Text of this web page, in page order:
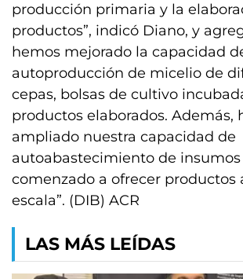
producción primaria y la
productos”, indicó Diano, y
hemos mejorado la capacidad
autoproducción de micelio de
cepas, bolsas de cultivo
productos elaborados. Además,
ampliado nuestra capacidad de
autoabastecimiento de
comenzado a ofrecer productos
escala”. (DIB) ACR
LAS MÁS LEÍDAS